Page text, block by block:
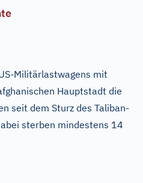
Militärlastwagens mit
Hauptstadt die
seit dem Sturz des Taliban-
sterben mindestens 14